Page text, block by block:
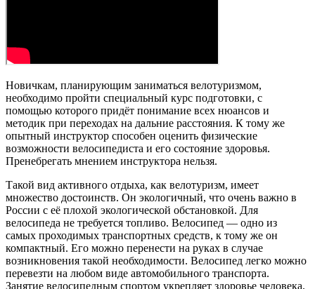
Новичкам, планирующим заниматься велотуризмом,
необходимо пройти специальный курс подготовки, с
помощью которого придёт понимание всех нюансов и
методик при переходах на дальние расстояния. К тому же
опытный инструктор способен оценить физические
возможности велосипедиста и его состояние здоровья.
Пренебрегать мнением инструктора нельзя.
Такой вид активного отдыха, как велотуризм, имеет
множество достоинств. Он экологичный, что очень важно в
России с её плохой экологической обстановкой. Для
велосипеда не требуется топливо. Велосипед — одно из
самых проходимых транспортных средств, к тому же он
компактный. Его можно перенести на руках в случае
возникновения такой необходимости. Велосипед легко можно
перевезти на любом виде автомобильного транспорта.
Занятие велосипедным спортом укрепляет здоровье человека.